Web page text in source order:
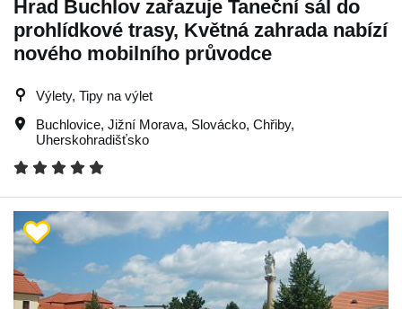
Hrad Buchlov zařazuje Taneční sál do
prohlídkové trasy, Květná zahrada nabízí
nového mobilního průvodce
Výlety, Tipy na výlet
Buchlovice, Jižní Morava, Slovácko, Chřiby,
Uherskohradišťsko